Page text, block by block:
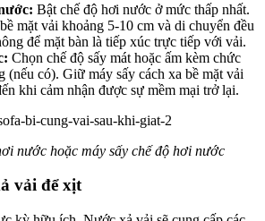
Bật chế độ hơi nước ở mức thấp nhất.
mặt vải khoảng 5-10 cm và di chuyển đều
để mặt bàn là tiếp xúc trực tiếp với vải.
Chọn chế độ sấy mát hoặc ấm kèm chức
(nếu có). Giữ máy sấy cách xa bề mặt vải
khi cảm nhận được sự mềm mại trở lại.
nước hoặc máy sấy chế độ hơi nước
vải để xịt